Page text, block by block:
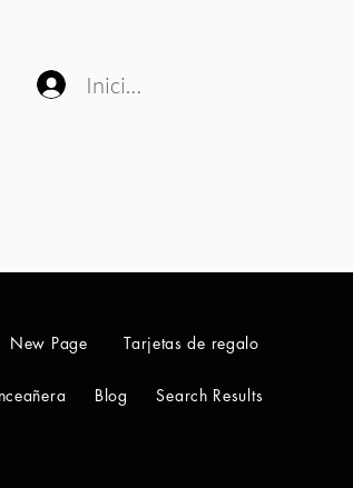
Iniciar sesión
New Page Tarjetas de regalo
Blog Search Results